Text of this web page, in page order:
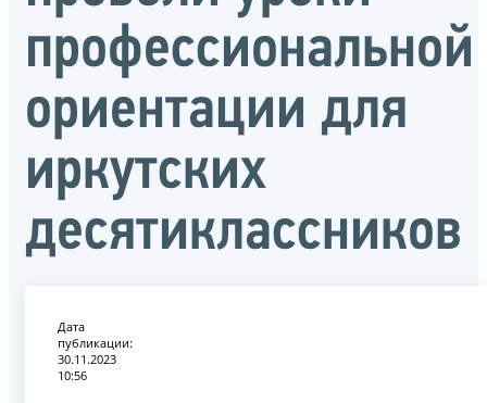
профессиональной
ориентации для
иркутских
десятиклассников
Дата
публикации:
30.11.2023
10:56